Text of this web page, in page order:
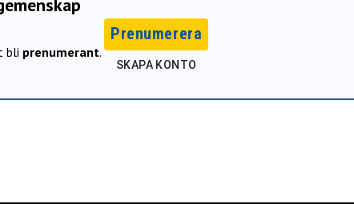
bli prenumerant.
Prenumerera
SKAPA KONTO